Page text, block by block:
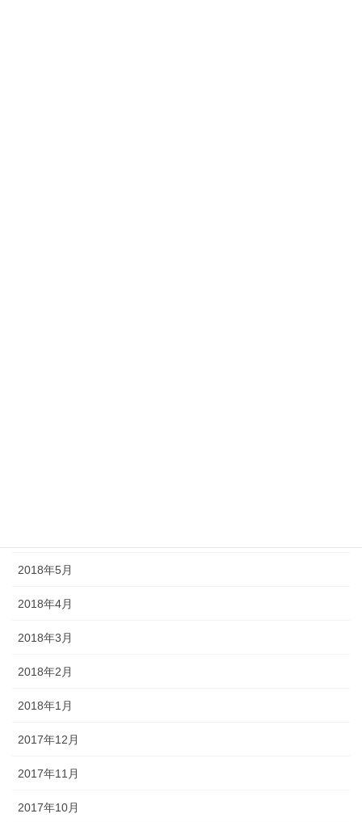
2018年5月
2018年4月
2018年3月
2018年2月
2018年1月
2017年12月
2017年11月
2017年10月